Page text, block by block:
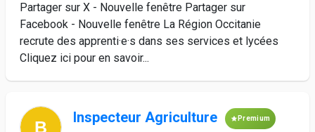
Partager sur X - Nouvelle fenêtre Partager sur
Facebook - Nouvelle fenêtre La Région Occitanie
recrute des apprenti·e·s dans ses services et lycées
Cliquez ici pour en savoir...
Inspecteur Agriculture Premium